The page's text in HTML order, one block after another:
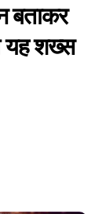
बताकर
यह शख्स